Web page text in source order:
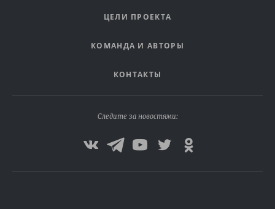
ЦЕЛИ ПРОЕКТА
КОМАНДА И АВТОРЫ
КОНТАКТЫ
Следите за новостями: